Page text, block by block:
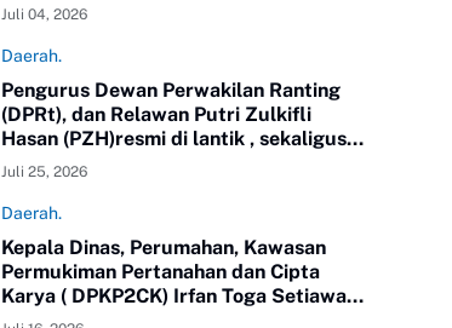
M.S.,yang juga Ketua Partai Golkar
Propinsi Lampung meninjau langsung
jalan di Kampung Putra Buyut,
Kecamatan Gunung Sugih.
Juli 04, 2026
Daerah.
Pengurus Dewan Perwakilan Ranting
(DPRt), dan Relawan Putri Zulkifli
Hasan (PZH)resmi di lantik , sekaligus
Rapat Kerja Daerah (Rakerda) Tahun
2026 di Gedung Sesat Kota
Pemerintah Kota Metro
Juli 25, 2026
Daerah.
Kepala Dinas, Perumahan, Kawasan
Permukiman Pertanahan dan Cipta
Karya ( DPKP2CK) Irfan Toga Setiawan,
SE.MM, mengikuti Pendidikan